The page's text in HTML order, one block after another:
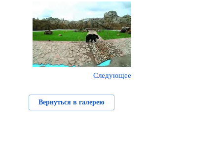
Следующее
Вернуться в галерею